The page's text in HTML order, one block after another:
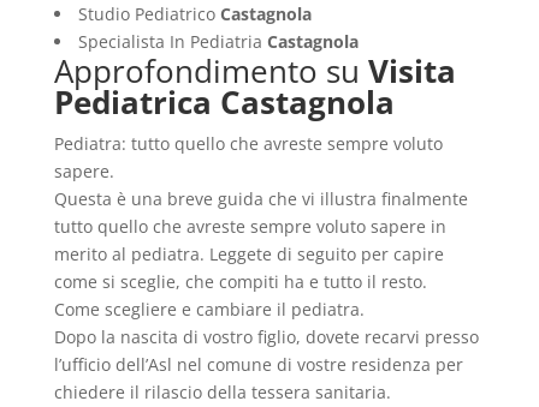
Studio Pediatrico Castagnola
Specialista In Pediatria Castagnola
Approfondimento su Visita
Pediatrica Castagnola
Pediatra: tutto quello che avreste sempre voluto
sapere.
Questa è una breve guida che vi illustra finalmente
tutto quello che avreste sempre voluto sapere in
merito al pediatra. Leggete di seguito per capire
come si sceglie, che compiti ha e tutto il resto.
Come scegliere e cambiare il pediatra.
Dopo la nascita di vostro figlio, dovete recarvi presso
l’ufficio dell’Asl nel comune di vostre residenza per
chiedere il rilascio della tessera sanitaria.